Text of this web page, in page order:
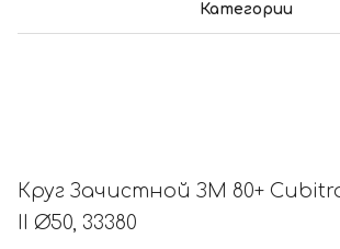
Категории
Круг Зачистной ЗМ 80+
II Ø50, 33380